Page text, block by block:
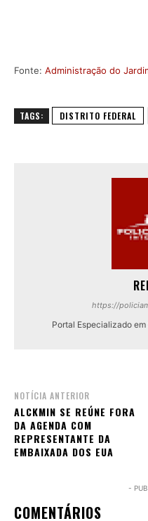
Fonte: Administração do
TAGS: DISTRITO FEDERAL
https://
Portal Especializado
NOTÍCIA ANTERIOR
ALCKMIN SE REÚNE FORA
DA AGENDA COM
REPRESENTANTE DA
EMBAIXADA DOS EUA
-
COMENTÁRIOS